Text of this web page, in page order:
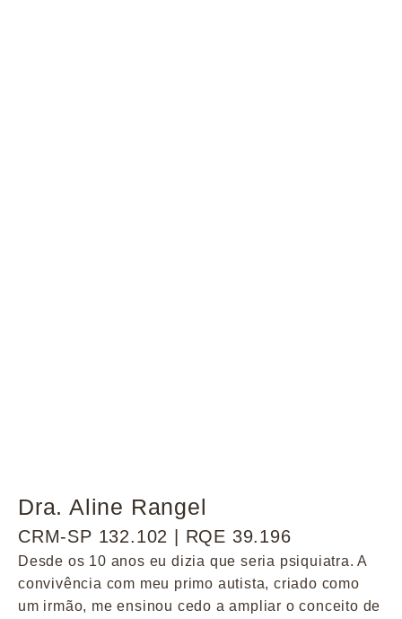
Dra. Aline Rangel
CRM-SP 132.102 | RQE 39.196
Desde os 10 anos eu dizia que seria psiquiatra. A
convivência com meu primo autista, criado como
um irmão, me ensinou cedo a ampliar o conceito de